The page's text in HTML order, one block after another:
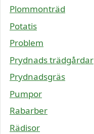
Plommonträd
Potatis
Problem
Prydnads trädgårdar
Prydnadsgräs
Pumpor
Rabarber
Rädisor